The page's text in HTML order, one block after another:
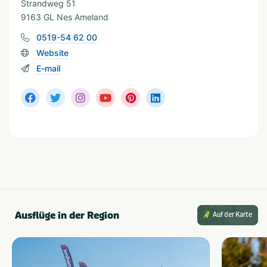
Shopping
Strandweg 51
9163 GL Nes Ameland
0519-54 62 00
Website
E-mail
Ausflüge in der Region Auf der Karte